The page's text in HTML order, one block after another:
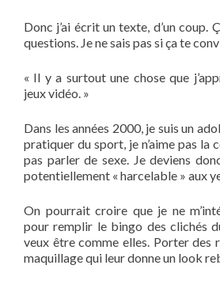
Donc j’ai écrit un texte, d’un coup.
questions. Je ne sais pas si ça te
« Il y a surtout une chose que
jeux vidéo. »
Dans les années 2000, je suis un
pratiquer du sport, je n’aime pas la
pas parler de sexe. Je deviens
potentiellement « harcelable » aux
On pourrait croire que je ne
pour remplir le bingo des clichés
veux être comme elles. Porter des
maquillage qui leur donne un look